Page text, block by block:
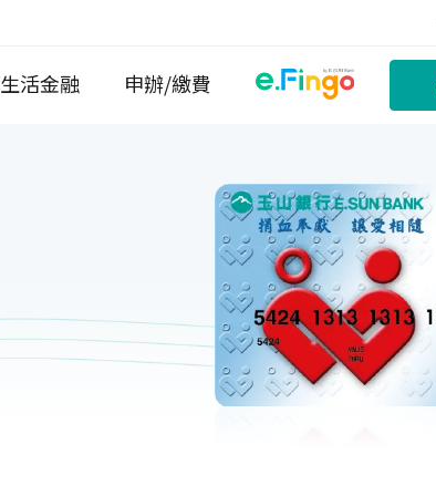
生活金融 申辦/繳費